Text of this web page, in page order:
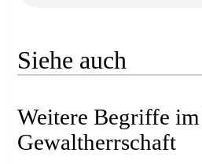
Siehe auch
Weitere Begriffe